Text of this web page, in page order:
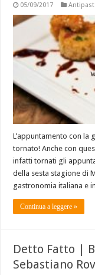
05/09/2017
L’appuntamento con la
tornato! Anche con
infatti tornati gli
della sesta stagione di
gastronomia italiana e
Continua a leggere »
Detto Fatto |
Sebastiano